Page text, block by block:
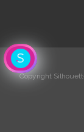
Copyright